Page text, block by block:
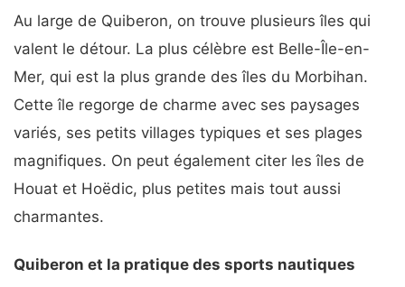
Au large de Quiberon, on trouve plusieurs îles qui
valent le détour. La plus célèbre est Belle-Île-en-
Mer, qui est la plus grande des îles du Morbihan.
Cette île regorge de charme avec ses paysages
variés, ses petits villages typiques et ses plages
magnifiques. On peut également citer les îles de
Houat et Hoëdic, plus petites mais tout aussi
charmantes.
Quiberon et la pratique des sports nautiques